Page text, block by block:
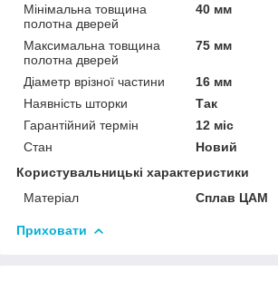
Мінімальна товщина
полотна дверей
40 мм
Максимальна товщина
полотна дверей
75 мм
Діаметр врізної частини
16 мм
Наявність шторки
Так
Гарантійний термін
12 міс
Стан
Новий
Користувальницькі характеристики
Матеріал
Сплав ЦАМ
Приховати